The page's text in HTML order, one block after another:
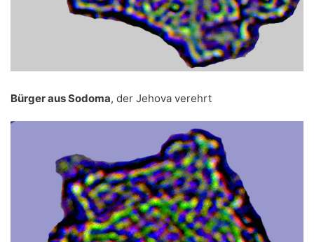
Bürger aus Sodoma, der Jehova verehrt